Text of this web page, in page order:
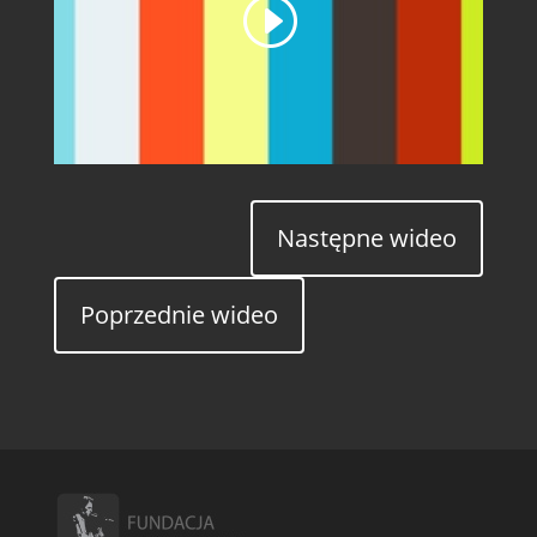
Następne wideo
Poprzednie wideo